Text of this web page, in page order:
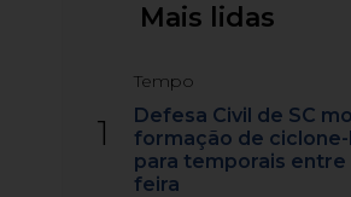
Mais lidas
1
Tempo
Defesa Civil de SC
formação de
para temporais entre
feira